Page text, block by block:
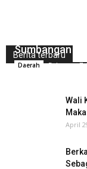
Berita terbaru
Sumbangan
Daerah February 7,
Wali
April